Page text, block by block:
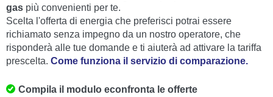
gas più convenienti per te.
Scelta l'offerta di energia che preferisci potrai essere
richiamato senza impegno da un nostro operatore, che
risponderà alle tue domande e ti aiuterà ad attivare la tariffa
prescelta. Come funziona il servizio di comparazione.
Compila il modulo econfronta le offerte